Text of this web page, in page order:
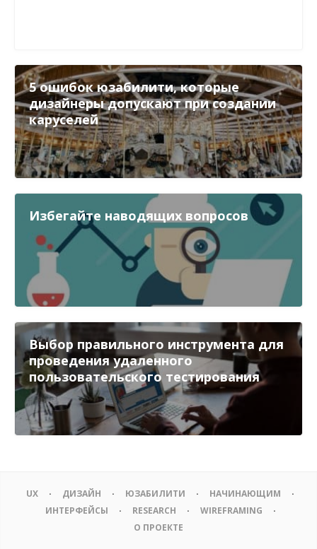
5 ошибок юзабилити, которые
дизайнеры допускают при создании
каруселей
Избегайте наводящих вопросов
Выбор правильного инструмента для
проведения удаленного
пользовательского тестирования
UX ДИЗАЙН ЮЗАБИЛИТИ
НАЧИНАЮЩИМ
ИНТЕРФЕЙСЫ
RESEARCH
WIREFRAMING
О ПРОЕКТЕ